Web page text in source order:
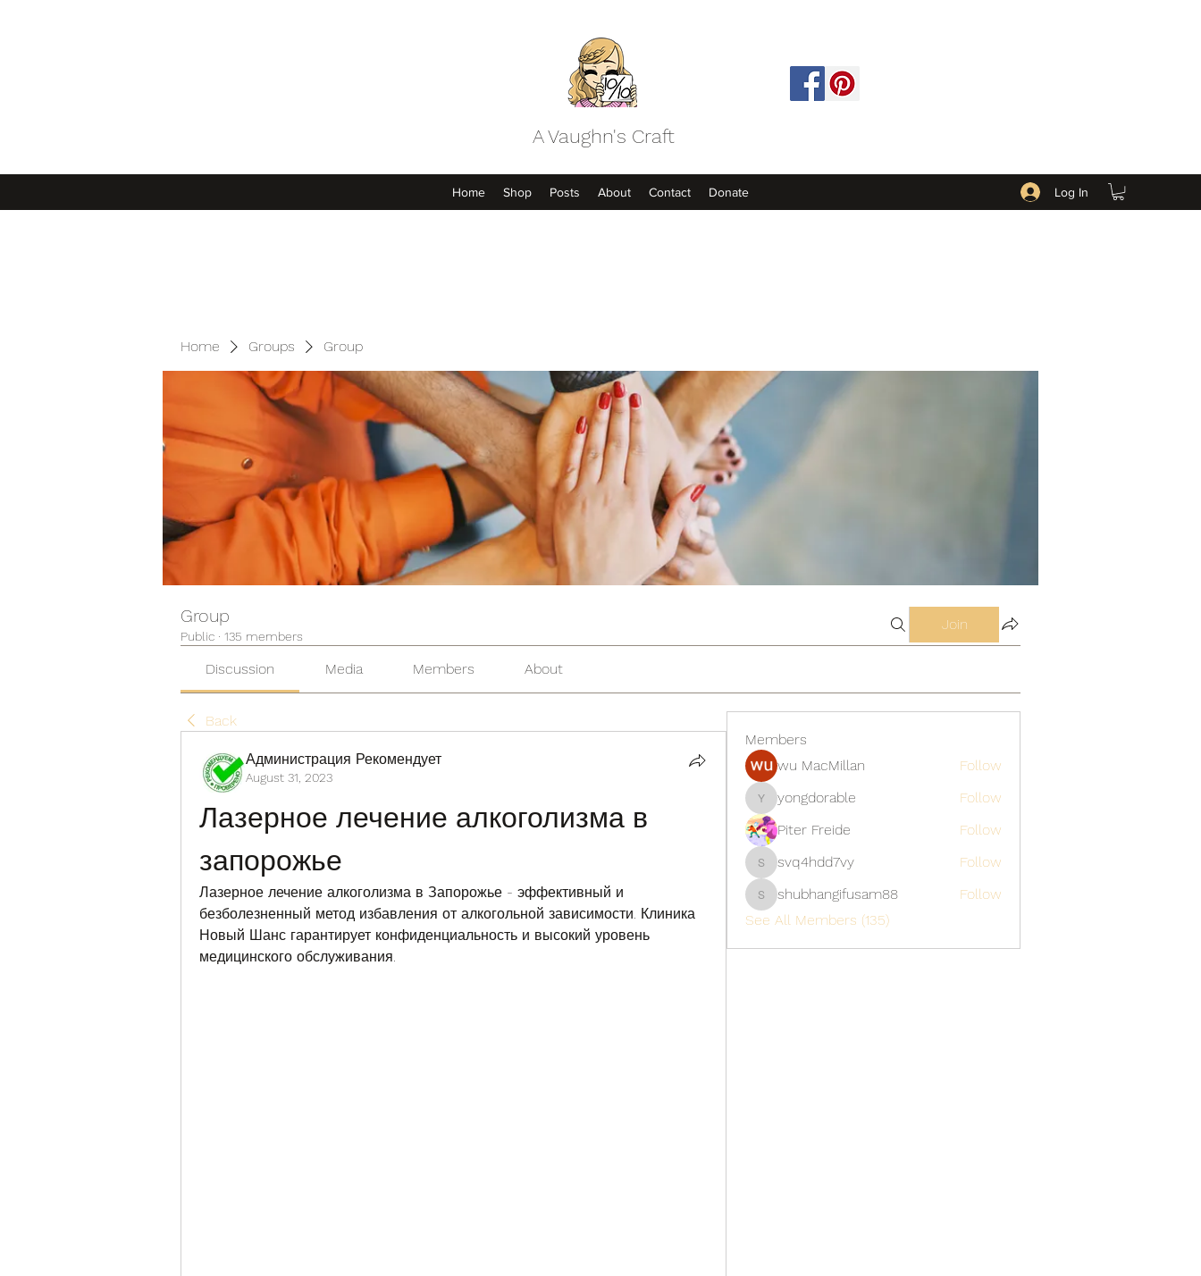
A Vaughn's Craft
Home Shop Posts About Contact Donate Log In
Home Groups Group
Group
Public · 135 members
Join
Discussion Media Members About
Back
Администрация Рекомендует
August 31, 2023
Лазерное лечение алкоголизма в
запорожье
Лазерное лечение алкоголизма в Запорожье - эффективный и
безболезненный метод избавления от алкогольной зависимости. Клиника
Новый Шанс гарантирует конфиденциальность и высокий уровень
медицинского обслуживания.
Members
wu MacMillan
Follow
yongdorable
yongdorable
Follow
Piter Freide
Follow
svq4hdd7vy
svq4hdd7vy Follow
shubhangifusam88
shubhangifusam88
Follow
See All Members (135)